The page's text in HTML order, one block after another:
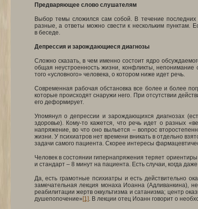
Предваряющее слово слушателям
Выбор темы сложился сам собой. В течение
разные, а ответы можно свести к нескольким пунктам.
в беседе.
Депрессия и зарождающиеся диагнозы
Сложно сказать, в чем именно состоит ядро
общая неустроенность жизни, конфликты, непонимание
того «условного» человека, о котором ниже идет речь.
Современная рабочая обстановка все более и более
которые происходят снаружи него. При отсутствии
его деформирует.
Упомянул о депрессии и зарождающихся диагнозах
здоровье). Кому-то кажется, что речь идет о разных
напряжение, во что оно выльется – вопрос
жизни. У психиатров нет времени вникать в отдельно
задачи самого пациента. Скорее интересы
Человек в состоянии гипернапряжения теряет
и стандарт – 8 минут на пациента. Есть случаи, когда
Да, есть грамотные психиатры и есть действительно
замечательная лекция монаха Иоанна (Адливанкина),
реабилитации жертв оккультизма и сатанизма; центр
душепопочение» [1]. В лекции отец Иоанн говорит о